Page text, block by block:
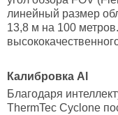
линейный размер
13,8 м на 100
Калибровка Al
Благодаря
ThermTec Cyclone